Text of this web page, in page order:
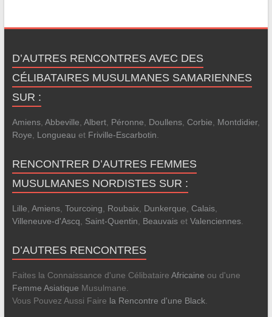
D’AUTRES RENCONTRES AVEC DES
CÉLIBATAIRES MUSULMANES SAMARIENNES
SUR :
Amiens, Abbeville, Albert, Péronne, Doullens, Corbie, Montdidier,
Roye, Longueau et Friville-Escarbotin.
RENCONTRER D’AUTRES FEMMES
MUSULMANES NORDISTES SUR :
Lille, Amiens, Tourcoing, Roubaix, Dunkerque, Calais,
Villeneuve-d'Ascq, Saint-Quentin, Beauvaiset Valenciennes.
D’AUTRES RENCONTRES
Faites la Connaissance d'une Célibataire Africaine ou d'une
Femme Asiatique Musulmane.
Vous Pouvez Aussi Faire la Rencontre d'une Black.